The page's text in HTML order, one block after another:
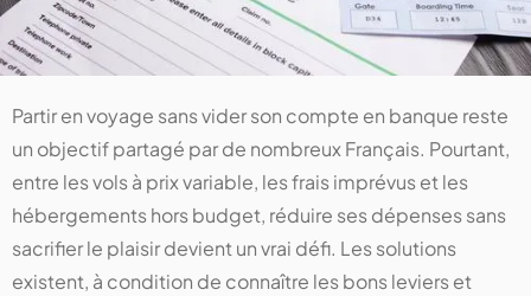
Partir en voyage sans vider son compte en banque reste
un objectif partagé par de nombreux Français. Pourtant,
entre les vols à prix variable, les frais imprévus et les
hébergements hors budget, réduire ses dépenses sans
sacrifier le plaisir devient un vrai défi. Les solutions
existent, à condition de connaître les bons leviers et